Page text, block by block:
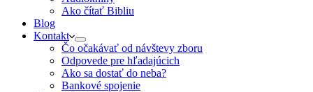
Ako čítať Bibliu
Blog
Kontakt
Čo očakávať od návštevy zboru
Odpovede pre hľadajúcich
Ako sa dostať do neba?
Bankové spojenie